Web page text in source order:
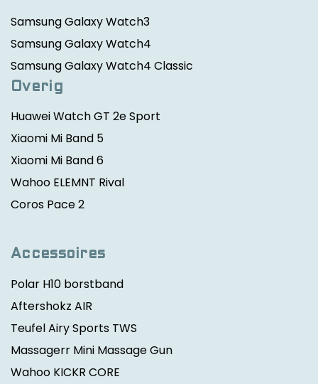
Samsung Galaxy Watch3
Samsung Galaxy Watch4
Samsung Galaxy Watch4 Classic
Overig
Huawei Watch GT 2e Sport
Xiaomi Mi Band 5
Xiaomi Mi Band 6
Wahoo ELEMNT Rival
Coros Pace 2
Accessoires
Polar H10 borstband
Aftershokz AIR
Teufel Airy Sports TWS
Massagerr Mini Massage Gun
Wahoo KICKR CORE